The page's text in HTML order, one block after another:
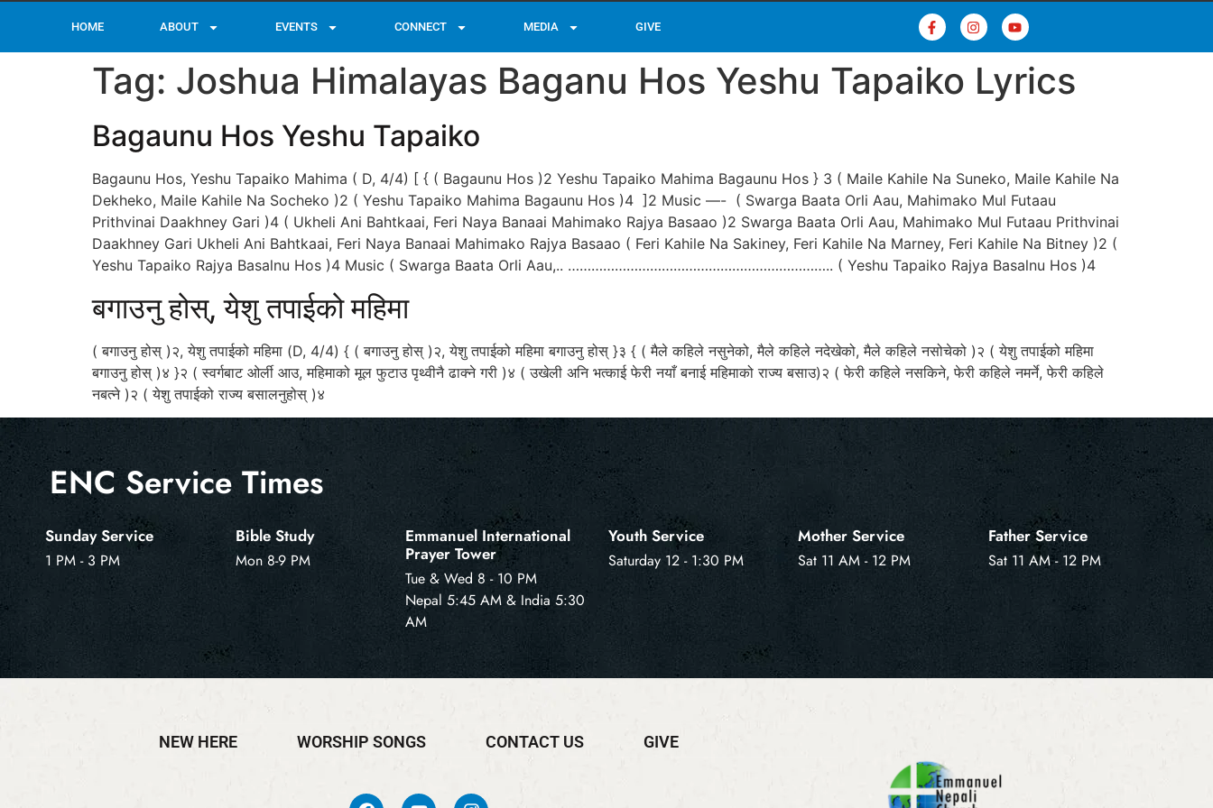
HOME ABOUT EVENTS CONNECT MEDIA GIVE
Tag: Joshua Himalayas Baganu Hos Yeshu Tapaiko Lyrics
Bagaunu Hos Yeshu Tapaiko
Bagaunu Hos, Yeshu Tapaiko Mahima ( D, 4/4) [ { ( Bagaunu Hos )2 Yeshu Tapaiko Mahima Bagaunu Hos } 3 ( Maile Kahile Na Suneko, Maile Kahile Na
Dekheko, Maile Kahile Na Socheko )2 ( Yeshu Tapaiko Mahima Bagaunu Hos )4 ]2 Music —- ( Swarga Baata Orli Aau, Mahimako Mul Futaau
Prithvinai Daakhney Gari )4 ( Ukheli Ani Bahtkaai, Feri Naya Banaai Mahimako Rajya Basaao )2 Swarga Baata Orli Aau, Mahimako Mul Futaau Prithvinai
Daakhney Gari Ukheli Ani Bahtkaai, Feri Naya Banaai Mahimako Rajya Basaao ( Feri Kahile Na Sakiney, Feri Kahile Na Marney, Feri Kahile Na Bitney )2 (
Yeshu Tapaiko Rajya Basalnu Hos )4 Music ( Swarga Baata Orli Aau,.. ………………………………………………………….. ( Yeshu Tapaiko Rajya Basalnu Hos )4
बगाउनु होस्, येशु तपाईको महिमा
( बगाउनु होस् )२, येशु तपाईको महिमा (D, 4/4) { ( बगाउनु होस् )२, येशु तपाईको महिमा बगाउनु होस् }३ { ( मैले कहिले नसुनेको, मैले कहिले नदेखेको, मैले कहिले नसोचेको )२ ( येशु तपाईको महिमा
बगाउनु होस् )४ }२ ( स्वर्गबाट ओर्ली आउ, महिमाको मूल फुटाउ पृथ्वीनै ढाक्ने गरी )४ ( उखेली अनि भत्काई फेरी नयाँ बनाई महिमाको राज्य बसाउ)२ ( फेरी कहिले नसकिने, फेरी कहिले नमर्ने, फेरी कहिले
नबत्ने )२ ( येशु तपाईको राज्य बसालनुहोस् )४
ENC Service Times
Sunday Service
1 PM - 3 PM
Bible Study
Mon 8-9 PM
Emmanuel International
Prayer Tower
Tue & Wed 8 - 10 PM
Nepal 5:45 AM & India 5:30
AM
Youth Service
Saturday 12 - 1:30 PM
Mother Service
Sat 11 AM - 12 PM
Father Service
Sat 11 AM - 12 PM
NEW HERE WORSHIP SONGS CONTACT US GIVE